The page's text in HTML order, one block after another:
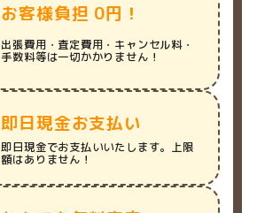
お客様負担 0円！
出張費用・査定費用・キャンセル料・
手数料等は一切かかりません！
即日現金お支払い
即日現金でお支払いいたします。上限
額はありません！